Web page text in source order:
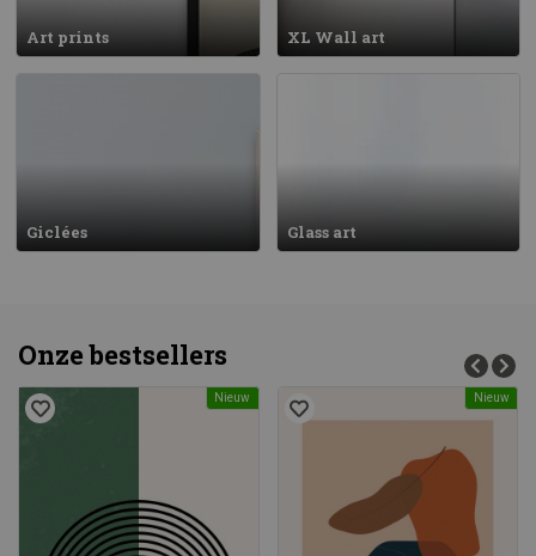
Art prints XL Wall art
Giclées Glass art
Onze bestsellers
Nieuw Nieuw